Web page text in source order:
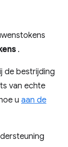
.
de bestrijding
van echte
u aan de